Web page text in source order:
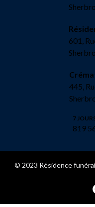
601,
445,
7
819
© 2023 Résidence